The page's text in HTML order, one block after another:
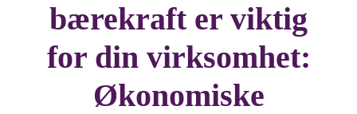
bærekraft er viktig
for din virksomhet:
Økonomiske